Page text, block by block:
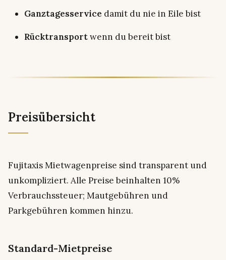
Ganztagesservice damit du nie in Eile bist
Rücktransportwenn du bereit bist
Preisübersicht
Fujitaxis Mietwagenpreise sind transparent und
unkompliziert. Alle Preise beinhalten 10%
Verbrauchssteuer; Mautgebühren und
Parkgebühren kommen hinzu.
Standard-Mietpreise